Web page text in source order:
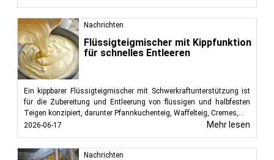
Nachrichten
Flüssigteigmischer mit Kippfunktion
für schnelles Entleeren
Ein kippbarer Flüssigteigmischer mit Schwerkraftunterstützung ist
für die Zubereitung und Entleerung von flüssigen und halbfesten
Teigen konzipiert, darunter Pfannkuchenteig, Waffelteig, Cremes,...
2026-06-17
Mehr lesen
Nachrichten